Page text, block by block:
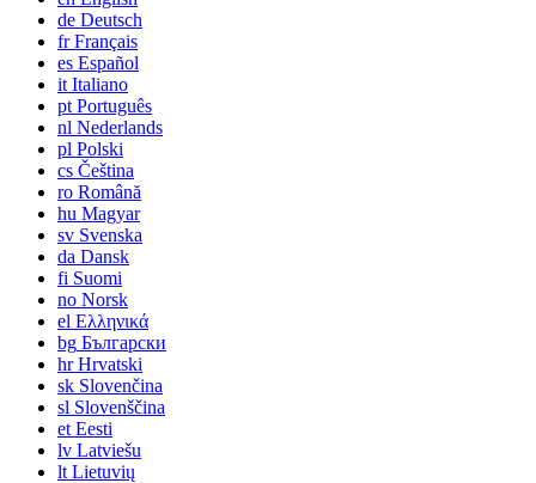
de Deutsch
frFrançais
es Español
it Italiano
pt Português
nl Nederlands
pl Polski
cs Čeština
ro Română
hu Magyar
sv Svenska
da Dansk
fi Suomi
no Norsk
el Ελληνικά
bg Български
hrHrvatski
sk Slovenčina
sl Slovenščina
et Eesti
lv Latviešu
lt Lietuvių